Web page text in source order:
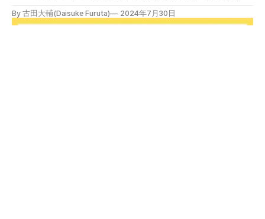
ファクトチェックやメディアリテラシーの知識を学ぶことが
By 古田大輔(Daisuke Furuta) 2024年7月30日